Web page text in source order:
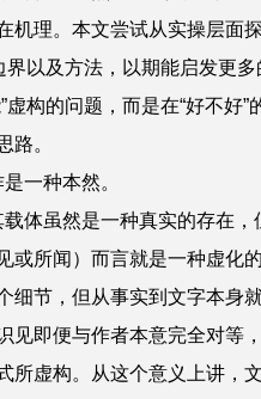
机理。本文尝试从实操层面
界以及方法，以期能启发更多
构的问题，而是在“好不好”
路。
一种本然。
体虽然是一种真实的存在，
或所闻）而言就是一种虚化
细节，但从事实到文字本身
见即便与作者本意完全对等
所虚构。从这个意义上讲，